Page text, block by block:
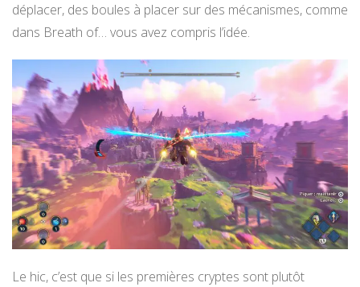
déplacer, des boules à placer sur des mécanismes, comme
dans Breath of… vous avez compris l’idée.
Le hic, c’est que si les premières cryptes sont plutôt